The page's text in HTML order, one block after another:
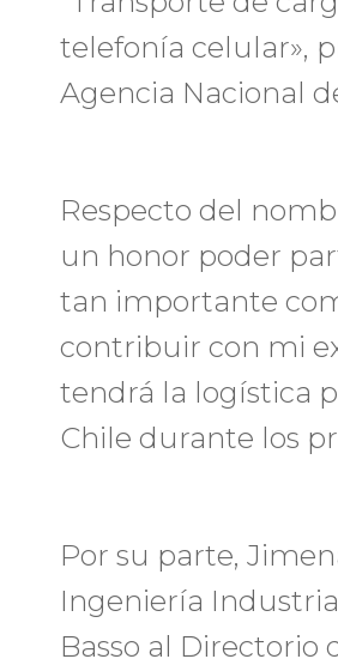
telefonía celular»,
Agencia Nacional
Respecto del
un honor poder
tan importante
contribuir con mi
tendrá la logística
Chile durante los
Por su parte,
Ingeniería
Basso al Directorio